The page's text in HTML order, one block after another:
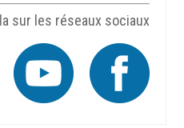
sur les réseaux sociaux